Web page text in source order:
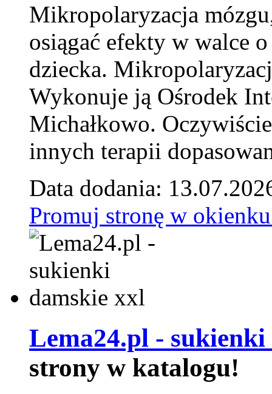
Mikropolaryzacja
osiągać efekty w walce
dziecka.
Wykonuje ją Ośrodek
Michałkowo.
innych terapii
Data dodania:
Promuj stronę w
Lema24.pl -
strony w katalogu!